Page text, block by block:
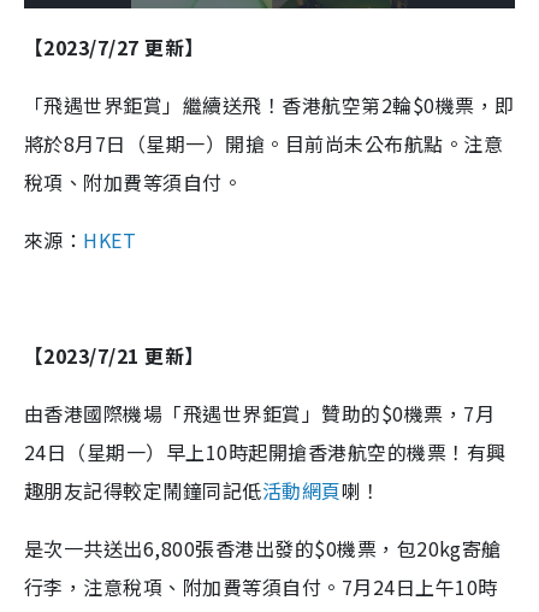
l
n
t
e
o
e
d
%
a
i
e
u
n
【2023/7/27 更新】
「飛遇世界鉅賞」繼續送飛！香港航空第2輪$0機票，即
將於8月7日（星期一）開搶。目前尚未公布航點。注意
稅項、附加費等須自付。
來源： HKET
【2023/7/21 更新】
由香港國際機場「飛遇世界鉅賞」贊助的$0機票，7月
24日（星期一）早上10時起開搶香港航空的機票！有興
趣朋友記得較定鬧鐘同記低活動網頁喇！
是次一共送出6,800張香港出發的$0機票，包20kg寄艙
行李，注意稅項、附加費等須自付。7月24日上午10時